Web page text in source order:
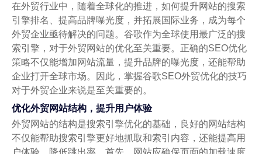
在外贸行业中，随着全球化的推进，如何提升网站的搜索
引擎排名、提高品牌曝光度，并拓展国际业务，成为每个
外贸企业亟待解决的问题。谷歌作为全球使用最广泛的搜
索引擎，对于外贸网站的优化至关重要。正确的SEO优化
策略不仅能增加网站流量，提升品牌的曝光度，还能帮助
企业打开全球市场。因此，掌握谷歌SEO外贸优化的技巧
对于外贸企业来说是至关重要的。
优化外贸网站结构，提升用户体验
外贸网站的结构是搜索引擎优化的基础，良好的网站结构
不仅能帮助搜索引擎更好地抓取和索引内容，还能提高用